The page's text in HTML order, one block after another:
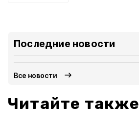
Последние новости
Все новости
Читайте также